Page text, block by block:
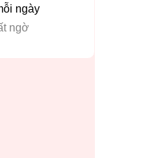
ngày
ngờ